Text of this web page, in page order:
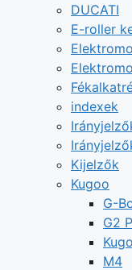
DUCATI
E-roller
indexek
Kijelzők
Kugoo
G-
G2
M4